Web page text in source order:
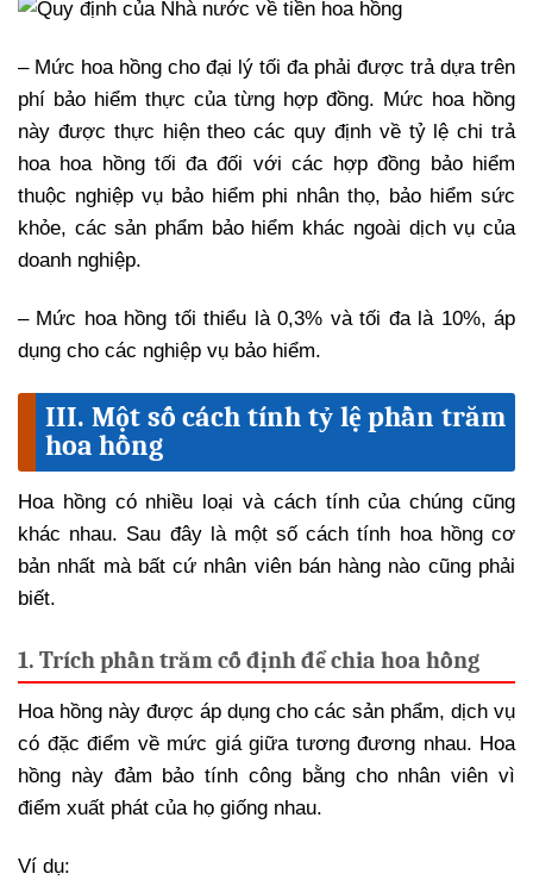
– Mức hoa hồng cho đại lý tối đa phải được trả dựa trên
phí bảo hiểm thực của từng hợp đồng. Mức hoa hồng
này được thực hiện theo các quy định về tỷ lệ chi trả
hoa hoa hồng tối đa đối với các hợp đồng bảo hiểm
thuộc nghiệp vụ bảo hiểm phi nhân thọ, bảo hiểm sức
khỏe, các sản phẩm bảo hiểm khác ngoài dịch vụ của
doanh nghiệp.
– Mức hoa hồng tối thiểu là 0,3% và tối đa là 10%, áp
dụng cho các nghiệp vụ bảo hiểm.
III. Một số cách tính tỷ lệ phần trăm
hoa hồng
Hoa hồng có nhiều loại và cách tính của chúng cũng
khác nhau. Sau đây là một số cách tính hoa hồng cơ
bản nhất mà bất cứ nhân viên bán hàng nào cũng phải
biết.
1. Trích phần trăm cố định để chia hoa hồng
Hoa hồng này được áp dụng cho các sản phẩm, dịch vụ
có đặc điểm về mức giá giữa tương đương nhau. Hoa
hồng này đảm bảo tính công bằng cho nhân viên vì
điểm xuất phát của họ giống nhau.
Ví dụ: